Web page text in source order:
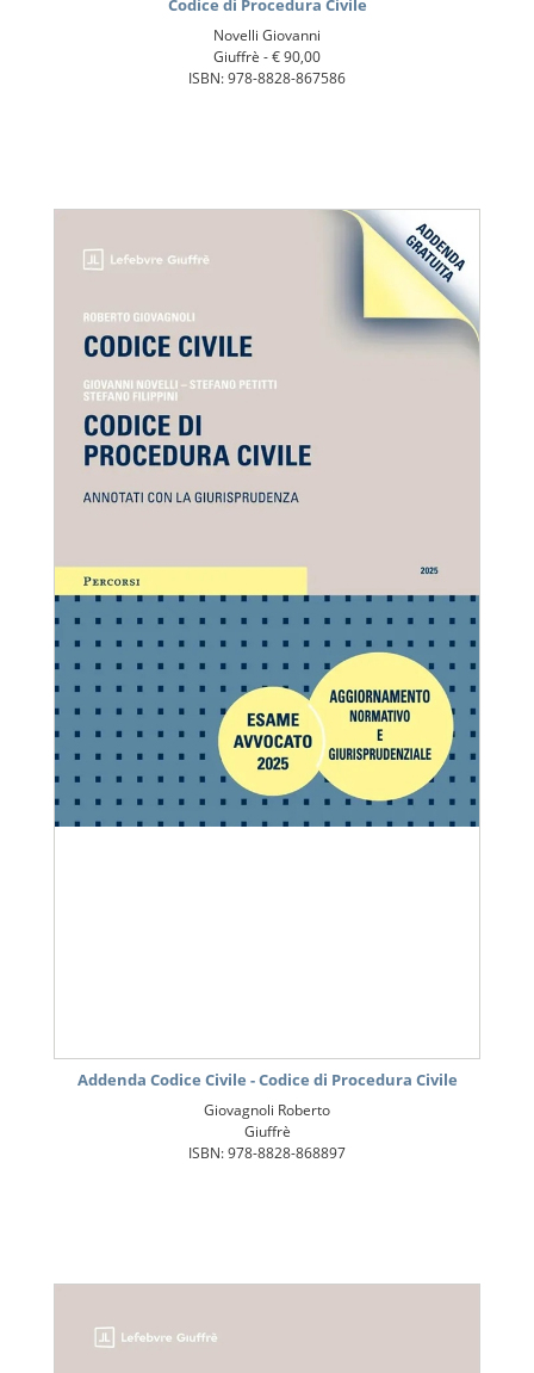
Codice di Procedura Civile
Novelli Giovanni
Giuffrè -€ 90,00
ISBN: 978-8828-867586
Addenda Codice Civile - Codice di Procedura Civile
Giovagnoli Roberto
Giuffrè
ISBN: 978-8828-868897